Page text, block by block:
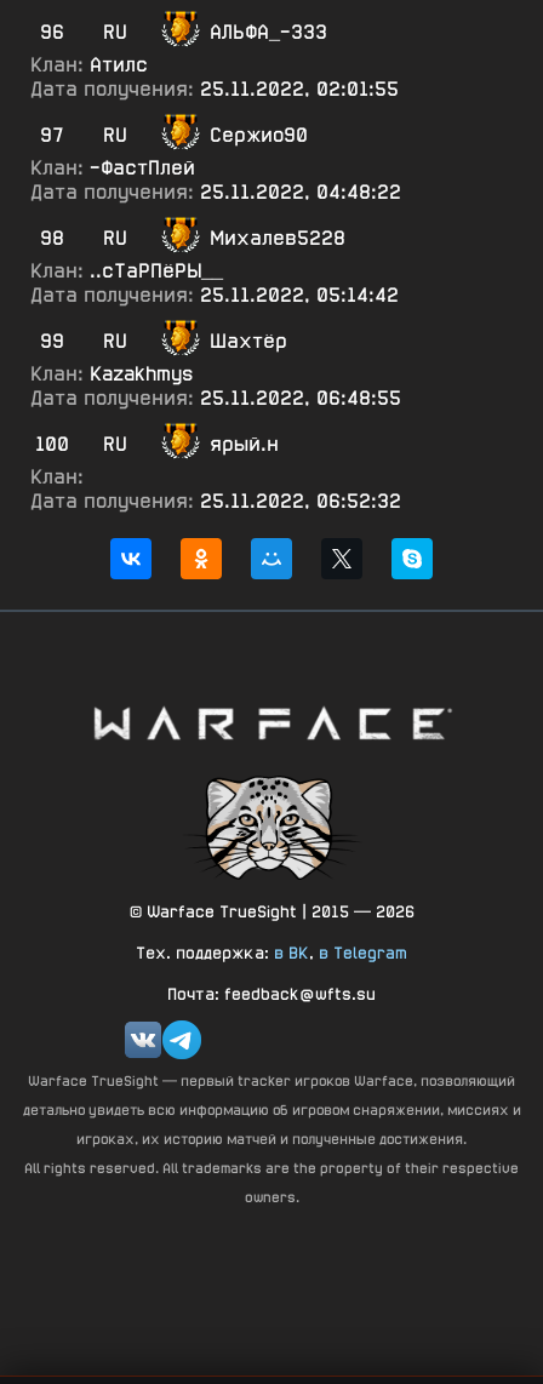
96
RU
АЛЬФА_-333
Клан: Атилс
Дата получения: 25.11.2022, 02:01:55
97
RU
Сержио90
Клан: -ФастПлей
Дата получения: 25.11.2022, 04:48:22
98
RU
Михалев5228
Клан: ..сТаРПёРЫ__
Дата получения: 25.11.2022, 05:14:42
99
RU
Шахтёр
Клан: Kazakhmys
Дата получения: 25.11.2022, 06:48:55
100
RU
ярый.н
Клан:
Дата получения: 25.11.2022, 06:52:32
© Warface TrueSight | 2015 — 2026
Тех. поддержка: в ВК, в Telegram
Почта: feedback@wfts.su
Warface TrueSight — первый tracker игроков Warface, позволяющий
детально увидеть всю информацию об игровом снаряжении, миссиях и
игроках, их историю матчей и полученные достижения.
All rights reserved. All trademarks are the property of their respective
owners.